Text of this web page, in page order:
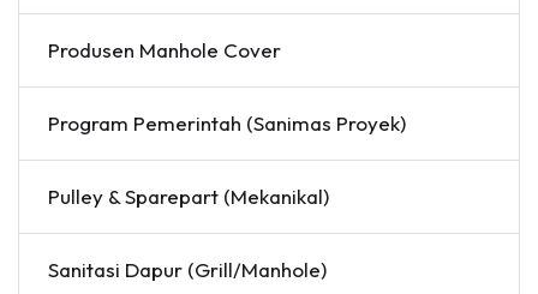
Produsen Manhole Cover
Program Pemerintah (Sanimas Proyek)
Pulley & Sparepart (Mekanikal)
Sanitasi Dapur (Grill/Manhole)